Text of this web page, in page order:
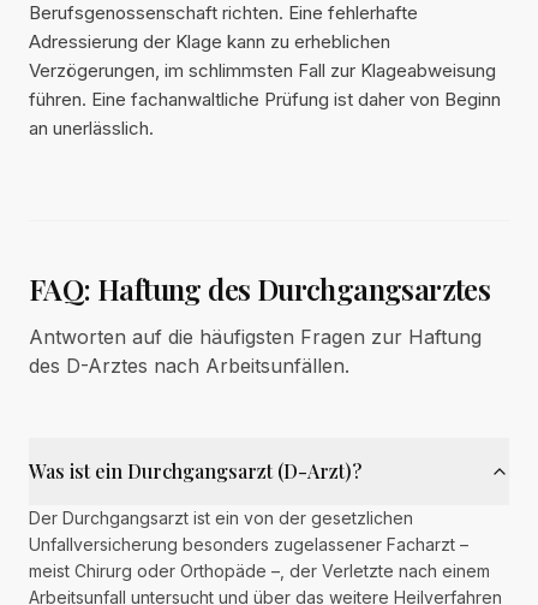
Berufsgenossenschaft richten. Eine fehlerhafte
Adressierung der Klage kann zu erheblichen
Verzögerungen, im schlimmsten Fall zur Klageabweisung
führen. Eine fachanwaltliche Prüfung ist daher von Beginn
an unerlässlich.
FAQ: Haftung des Durchgangsarztes
Antworten auf die häufigsten Fragen zur Haftung
des D-Arztes nach Arbeitsunfällen.
Was ist ein Durchgangsarzt (D-Arzt)?
Der Durchgangsarzt ist ein von der gesetzlichen
Unfallversicherung besonders zugelassener Facharzt –
meist Chirurg oder Orthopäde –, der Verletzte nach einem
Arbeitsunfall untersucht und über das weitere Heilverfahren